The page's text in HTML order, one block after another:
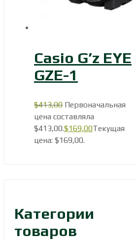
Casio G’z EYE
GZE-1
$413,00 Первоначальная
цена составляла
$413,00.$169,00Текущая
цена: $169,00.
Категории
товаров